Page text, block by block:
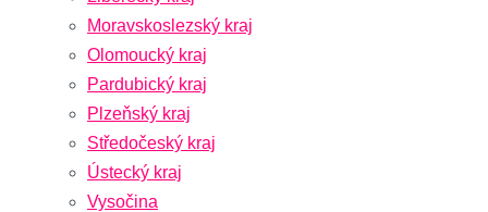
Moravskoslezský kraj
Olomoucký kraj
Pardubický kraj
Plzeňský kraj
Středočeský kraj
Ústecký kraj
Vysočina